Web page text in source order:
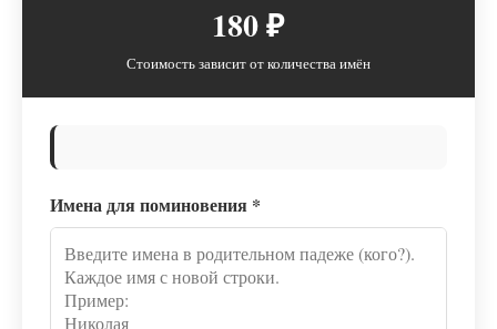
180 ₽
Стоимость зависит от количества имён
Имена для поминовения *